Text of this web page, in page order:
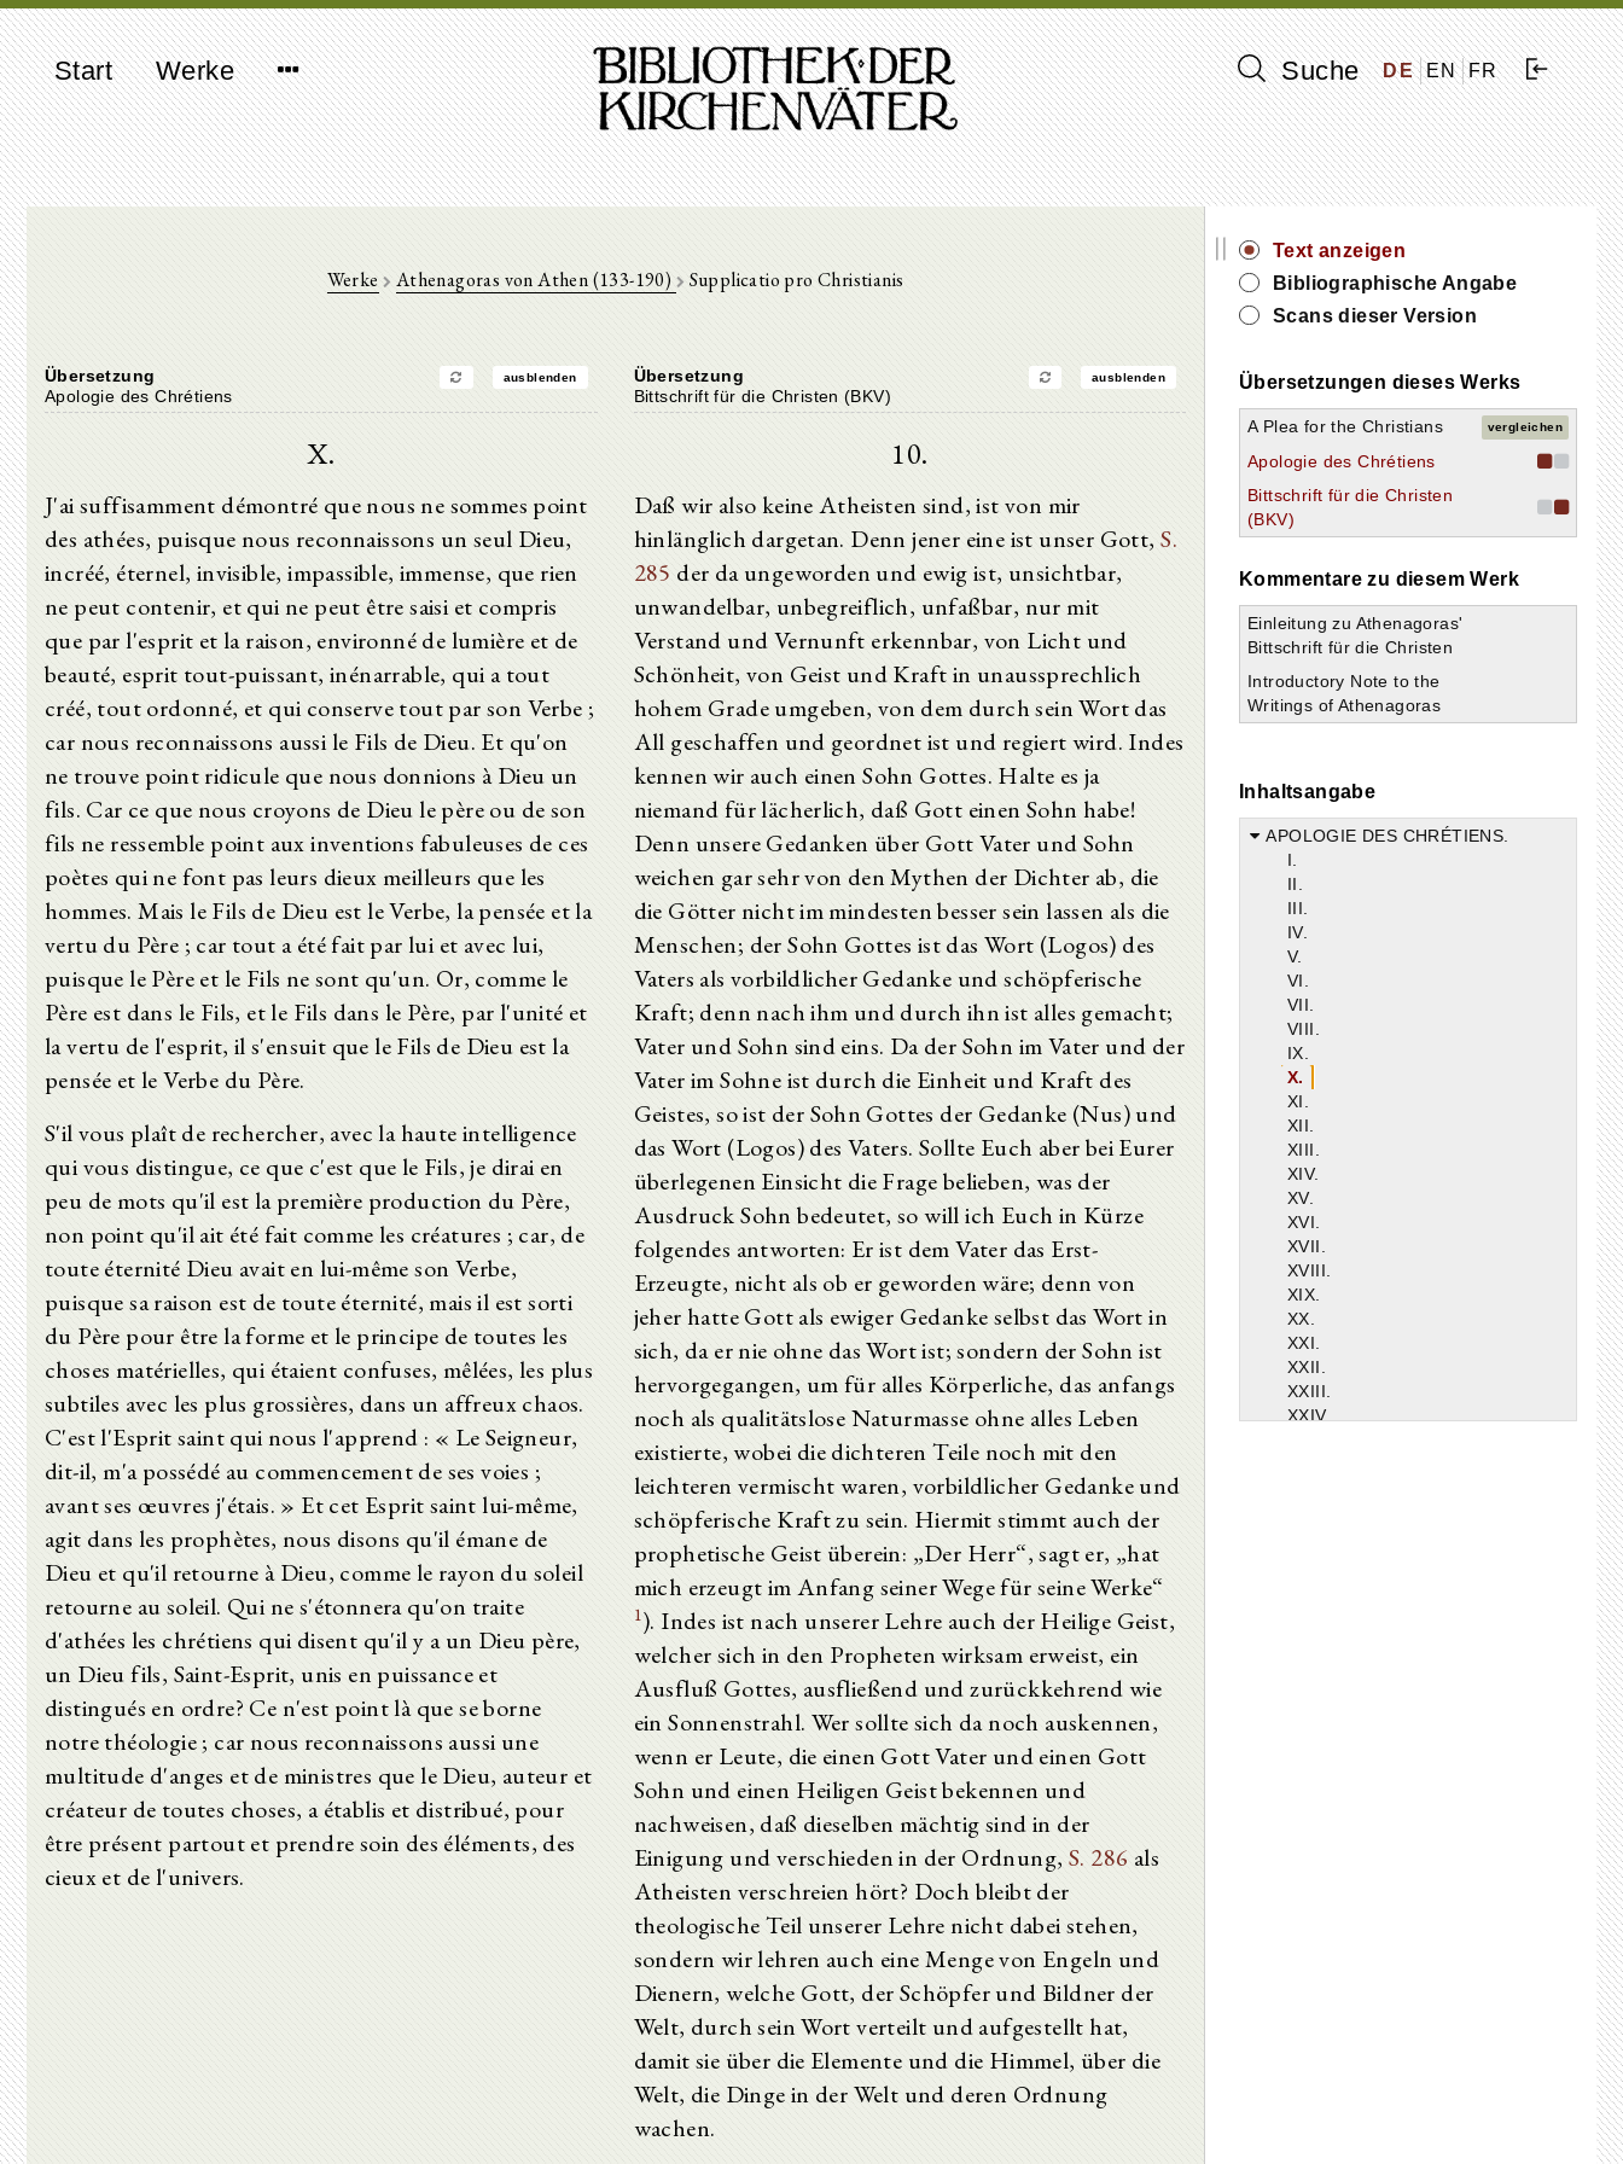
Start Werke Suche DE EN FR
Werke Athenagoras von Athen (133-190) Supplicatio pro Christianis
Übersetzung ausblenden
Apologie des Chrétiens
X.
J'ai suffisamment démontré que nous ne sommes point
des athées, puisque nous reconnaissons un seul Dieu,
incréé, éternel, invisible, impassible, immense, que rien
ne peut contenir, et qui ne peut être saisi et compris
que par l'esprit et la raison, environné de lumière et de
beauté, esprit tout-puissant, inénarrable, qui a tout
créé, tout ordonné, et qui conserve tout par son Verbe ;
car nous reconnaissons aussi le Fils de Dieu. Et qu'on
ne trouve point ridicule que nous donnions à Dieu un
fils. Car ce que nous croyons de Dieu le père ou de son
fils ne ressemble point aux inventions fabuleuses de ces
poètes qui ne font pas leurs dieux meilleurs que les
hommes. Mais le Fils de Dieu est le Verbe, la pensée et la
vertu du Père ; car tout a été fait par lui et avec lui,
puisque le Père et le Fils ne sont qu'un. Or, comme le
Père est dans le Fils, et le Fils dans le Père, par l'unité et
la vertu de l'esprit, il s'ensuit que le Fils de Dieu est la
pensée et le Verbe du Père.
S'il vous plaît de rechercher, avec la haute intelligence
qui vous distingue, ce que c'est que le Fils, je dirai en
peu de mots qu'il est la première production du Père,
non point qu'il ait été fait comme les créatures ; car, de
toute éternité Dieu avait en lui-même son Verbe,
puisque sa raison est de toute éternité, mais il est sorti
du Père pour être la forme et le principe de toutes les
choses matérielles, qui étaient confuses, mêlées, les plus
subtiles avec les plus grossières, dans un affreux chaos.
C'est l'Esprit saint qui nous l'apprend : « Le Seigneur,
dit-il, m'a possédé au commencement de ses voies ;
avant ses œuvres j'étais. » Et cet Esprit saint lui-même,
agit dans les prophètes, nous disons qu'il émane de
Dieu et qu'il retourne à Dieu, comme le rayon du soleil
retourne au soleil. Qui ne s'étonnera qu'on traite
d'athées les chrétiens qui disent qu'il y a un Dieu père,
un Dieu fils, Saint-Esprit, unis en puissance et
distingués en ordre? Ce n'est point là que se borne
notre théologie ; car nous reconnaissons aussi une
multitude d'anges et de ministres que le Dieu, auteur et
créateur de toutes choses, a établis et distribué, pour
être présent partout et prendre soin des éléments, des
cieux et de l'univers.
Übersetzung ausblenden
Bittschrift für die Christen (BKV)
10.
Daß wir also keine Atheisten sind, ist von mir
hinlänglich dargetan. Denn jener eine ist unser Gott,S.
285 der da ungeworden und ewig ist, unsichtbar,
unwandelbar, unbegreiflich, unfaßbar, nur mit
Verstand und Vernunft erkennbar, von Licht und
Schönheit, von Geist und Kraft in unaussprechlich
hohem Grade umgeben, von dem durch sein Wort das
All geschaffen und geordnet ist und regiert wird. Indes
kennen wir auch einen Sohn Gottes. Halte es ja
niemand für lächerlich, daß Gott einen Sohn habe!
Denn unsere Gedanken über Gott Vater und Sohn
weichen gar sehr von den Mythen der Dichter ab, die
die Götter nicht im mindesten besser sein lassen als die
Menschen; der Sohn Gottes ist das Wort (Logos) des
Vaters als vorbildlicher Gedanke und schöpferische
Kraft; denn nach ihm und durch ihn ist alles gemacht;
Vater und Sohn sind eins. Da der Sohn im Vater und der
Vater im Sohne ist durch die Einheit und Kraft des
Geistes, so ist der Sohn Gottes der Gedanke (Nus) und
das Wort (Logos) des Vaters. Sollte Euch aber bei Eurer
überlegenen Einsicht die Frage belieben, was der
Ausdruck Sohn bedeutet, so will ich Euch in Kürze
folgendes antworten: Er ist dem Vater das Erst-
Erzeugte, nicht als ob er geworden wäre; denn von
jeher hatte Gott als ewiger Gedanke selbst das Wort in
sich, da er nie ohne das Wort ist; sondern der Sohn ist
hervorgegangen, um für alles Körperliche, das anfangs
noch als qualitätslose Naturmasse ohne alles Leben
existierte, wobei die dichteren Teile noch mit den
leichteren vermischt waren, vorbildlicher Gedanke und
schöpferische Kraft zu sein. Hiermit stimmt auch der
prophetische Geist überein: „Der Herr“, sagt er, „hat
mich erzeugt im Anfang seiner Wege für seine Werke“
1 ). Indes ist nach unserer Lehre auch der Heilige Geist,
welcher sich in den Propheten wirksam erweist, ein
Ausfluß Gottes, ausfließend und zurückkehrend wie
ein Sonnenstrahl. Wer sollte sich da noch auskennen,
wenn er Leute, die einen Gott Vater und einen Gott
Sohn und einen Heiligen Geist bekennen und
nachweisen, daß dieselben mächtig sind in der
Einigung und verschieden in der Ordnung, S. 286 als
Atheisten verschreien hört? Doch bleibt der
theologische Teil unserer Lehre nicht dabei stehen,
sondern wir lehren auch eine Menge von Engeln und
Dienern, welche Gott, der Schöpfer und Bildner der
Welt, durch sein Wort verteilt und aufgestellt hat,
damit sie über die Elemente und die Himmel, über die
Welt, die Dinge in der Welt und deren Ordnung
wachen.
||
Text anzeigen
Bibliographische Angabe
Scans dieser Version
Übersetzungen dieses Werks
A Plea for the Christians vergleichen
Apologie des Chrétiens
Bittschrift für die Christen
(BKV)
Kommentare zu diesem Werk
Einleitung zu Athenagoras'
Bittschrift für die Christen
Introductory Note to the
Writings of Athenagoras
Inhaltsangabe
APOLOGIE DES CHRÉTIENS.
I.
II.
III.
IV.
V.
VI.
VII.
VIII.
IX.
X.
XI.
XII.
XIII.
XIV.
XV.
XVI.
XVII.
XVIII.
XIX.
XX.
XXI.
XXII.
XXIII.
XXIV.